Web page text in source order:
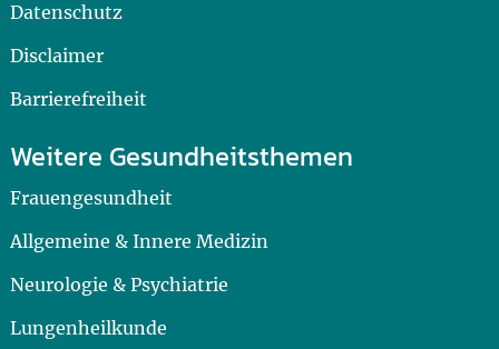
Datenschutz
Disclaimer
Barrierefreiheit
Weitere Gesundheitsthemen
Frauengesundheit
Allgemeine & Innere Medizin
Neurologie & Psychiatrie
Lungenheilkunde